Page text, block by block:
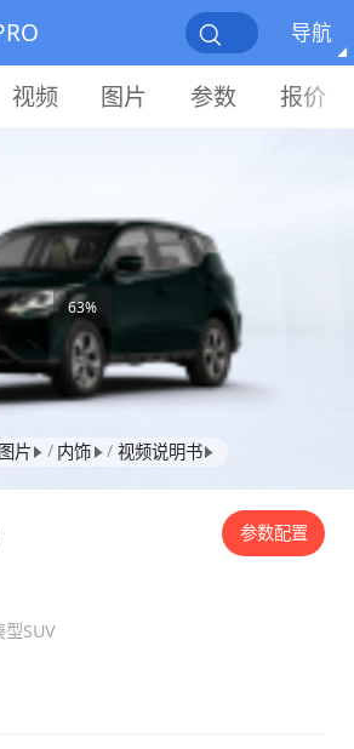
导航
视频 图片 参数 报价
63%
片 / 内饰 / 视频说明书
参数配置
型SUV